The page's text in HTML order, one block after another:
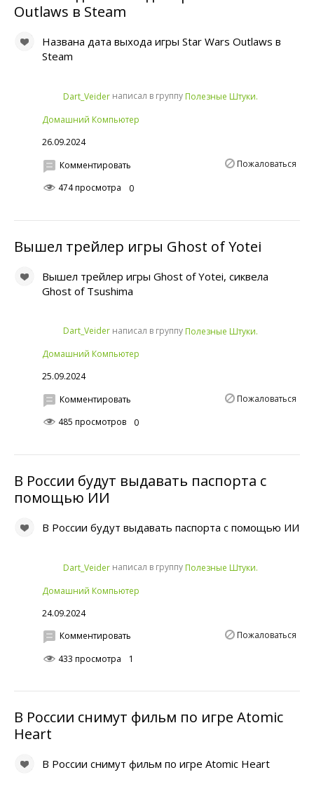
Outlaws в Steam
Названа дата выхода игры Star Wars Outlaws в
Steam
Dart_Veider написал в группу Полезные Штуки.
Домашний Компьютер
26.09.2024
Пожаловаться
Комментировать
474 просмотра
0
Вышел трейлер игры Ghost of Yotei
Вышел трейлер игры Ghost of Yotei, сиквела
Ghost of Tsushima
Dart_Veider написал в группу Полезные Штуки.
Домашний Компьютер
25.09.2024
Пожаловаться
Комментировать
485 просмотров
0
В России будут выдавать паспорта с
помощью ИИ
В России будут выдавать паспорта с помощью ИИ
Dart_Veider написал в группу Полезные Штуки.
Домашний Компьютер
24.09.2024
Пожаловаться
Комментировать
433 просмотра
1
В России снимут фильм по игре Atomic
Heart
В России снимут фильм по игре Atomic Heart